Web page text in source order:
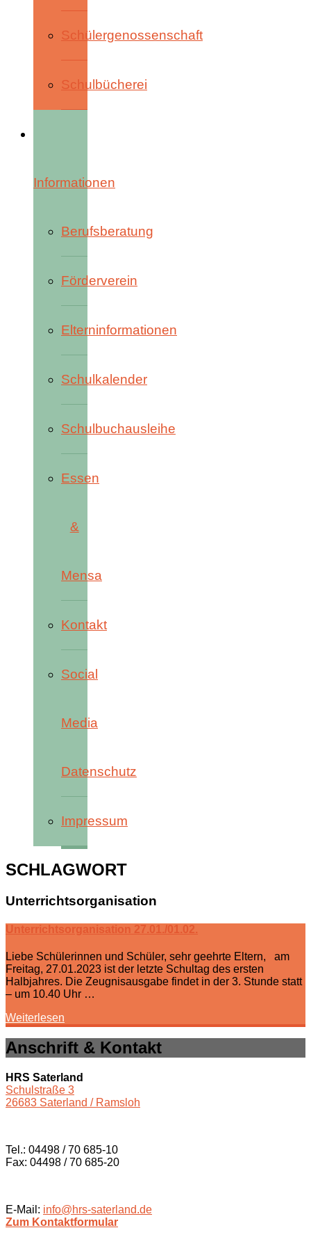
Schülergenossenschaft
Schulbücherei
Informationen
Berufsberatung
Förderverein
Elterninformationen
Schulkalender
Schulbuchausleihe
Essen
&
Mensa
Kontakt
Social
Media
Datenschutz
Impressum
SCHLAGWORT
Unterrichtsorganisation
Unterrichtsorganisation 27.01./01.02.
Liebe Schülerinnen und Schüler, sehr geehrte Eltern, am
Freitag, 27.01.2023 ist der letzte Schultag des ersten
Halbjahres. Die Zeugnisausgabe findet in der 3. Stunde statt
– um 10.40 Uhr …
Weiterlesen
Anschrift & Kontakt
HRS Saterland
Schulstraße 3
26683 Saterland / Ramsloh
Tel.: 04498 / 70 685-10
Fax: 04498 / 70 685-20
E-Mail: info@hrs-saterland.de
Zum Kontaktformular